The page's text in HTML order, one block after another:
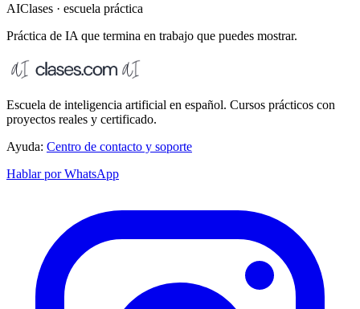
AIClases · escuela práctica
Práctica de IA que termina en trabajo que puedes mostrar.
Escuela de inteligencia artificial en español. Cursos prácticos con
proyectos reales y certificado.
Ayuda: Centro de contacto y soporte
Hablar por WhatsApp